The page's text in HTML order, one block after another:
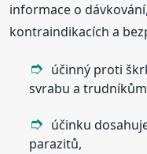
informace o
kontraindikacích a
účinný proti
svrabu a
účinku
parazitů,